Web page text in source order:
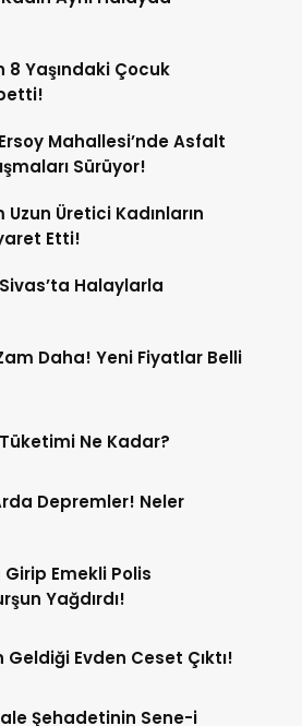
8 Yaşındaki Çocuk
Mahallesi’nde Asfalt
Sürüyor!
Üretici Kadınların
Etti!
Halaylarla
Daha! Yeni Fiyatlar Belli
Ne Kadar?
Depremler! Neler
Girip Emekli Polis
Yağdırdı!
Evden Ceset Çıktı!
Şehadetinin Sene-i